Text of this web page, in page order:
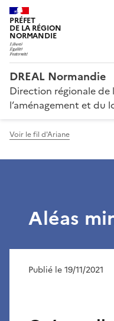
PRÉFET
DE LA RÉGION
NORMANDIE
DREAL Normandie
Direction régionale de
l’aménagement et du
Voir le fil d'Ariane
Aléas
Publié le 19/11/2021